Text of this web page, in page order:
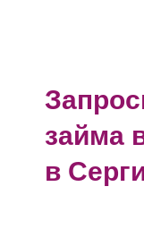
займа
в